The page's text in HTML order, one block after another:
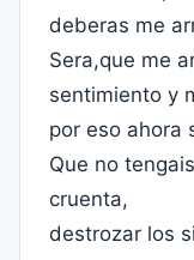
deberas me
Sera,que me
sentimiento y
por eso ahora
Que no
cruenta,
destrozar los